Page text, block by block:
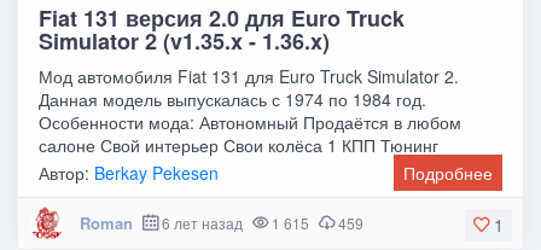
Fiat 131 версия 2.0 для Euro Truck
Simulator 2 (v1.35.x - 1.36.x)
Мод автомобиля Fiat 131 для Euro Truck Simulator 2.
Данная модель выпускалась с 1974 по 1984 год.
Особенности мода: Автономный Продаётся в любом
салоне Свой интерьер Свои колёса 1 КПП Тюнинг
Автор: Berkay Pekesen Подробнее
1
Roman 6 лет назад 1 615 459